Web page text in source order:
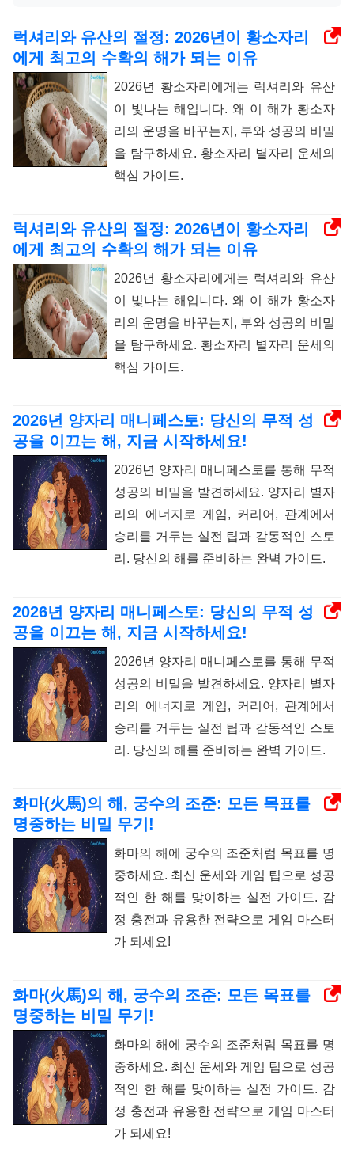
럭셔리와 유산의 절정: 2026년이 황소자리
에게 최고의 수확의 해가 되는 이유
2026년 황소자리에게는 럭셔리와 유산
이 빛나는 해입니다. 왜 이 해가 황소자
리의 운명을 바꾸는지, 부와 성공의 비밀
을 탐구하세요. 황소자리 별자리 운세의
핵심 가이드.
럭셔리와 유산의 절정: 2026년이 황소자리
에게 최고의 수확의 해가 되는 이유
2026년 황소자리에게는 럭셔리와 유산
이 빛나는 해입니다. 왜 이 해가 황소자
리의 운명을 바꾸는지, 부와 성공의 비밀
을 탐구하세요. 황소자리 별자리 운세의
핵심 가이드.
2026년 양자리 매니페스토: 당신의 무적 성
공을 이끄는 해, 지금 시작하세요!
2026년 양자리 매니페스토를 통해 무적
성공의 비밀을 발견하세요. 양자리 별자
리의 에너지로 게임, 커리어, 관계에서
승리를 거두는 실전 팁과 감동적인 스토
리. 당신의 해를 준비하는 완벽 가이드.
2026년 양자리 매니페스토: 당신의 무적 성
공을 이끄는 해, 지금 시작하세요!
2026년 양자리 매니페스토를 통해 무적
성공의 비밀을 발견하세요. 양자리 별자
리의 에너지로 게임, 커리어, 관계에서
승리를 거두는 실전 팁과 감동적인 스토
리. 당신의 해를 준비하는 완벽 가이드.
화마(火馬)의 해, 궁수의 조준: 모든 목표를
명중하는 비밀 무기!
화마의 해에 궁수의 조준처럼 목표를 명
중하세요. 최신 운세와 게임 팁으로 성공
적인 한 해를 맞이하는 실전 가이드. 감
정 충전과 유용한 전략으로 게임 마스터
가 되세요!
화마(火馬)의 해, 궁수의 조준: 모든 목표를
명중하는 비밀 무기!
화마의 해에 궁수의 조준처럼 목표를 명
중하세요. 최신 운세와 게임 팁으로 성공
적인 한 해를 맞이하는 실전 가이드. 감
정 충전과 유용한 전략으로 게임 마스터
가 되세요!